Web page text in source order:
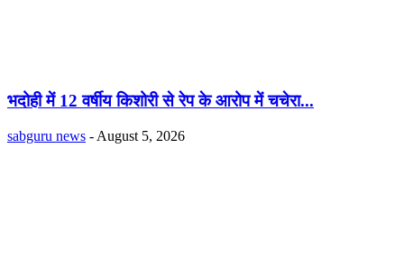
भदोही में 12 वर्षीय किशोरी से रेप के आरोप में चचेरा...
sabguru news - August 5, 2026